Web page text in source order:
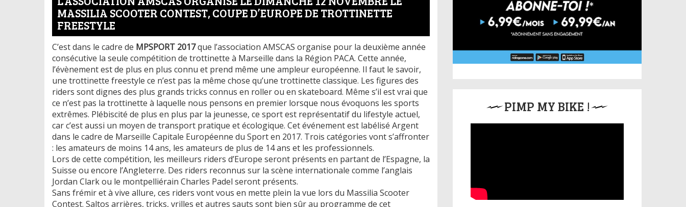
MASSILIA SCOOTER CONTEST, COUPE D’EUROPE DE TROTTINETTE
FREESTYLE
C’est dans le cadre de MPSPORT 2017que l’association AMSCAS organise pour la deuxième année
consécutive la seule compétition de trottinette à Marseille dans la Région PACA. Cette année,
l’évènement est de plus en plus connu et prend même une ampleur européenne. Il faut le savoir,
une trottinette freestyle ce n’est pas la même chose qu’une trottinette classique. Les figures des
riders sont dignes des plus grands tricks connus en roller ou en skateboard. Même s’il est vrai que
ce n’est pas la trottinette à laquelle nous pensons en premier lorsque nous évoquons les sports
extrêmes. Plébiscité de plus en plus par la jeunesse, ce sport est représentatif du lifestyle actuel,
car c’est aussi un moyen de transport pratique et écologique. Cet événement est labélisé Argent
dans le cadre de Marseille Capitale Européenne du Sport en 2017. Trois catégories vont s’affronter
: les amateurs de moins 14 ans, les amateurs de plus de 14 ans et les professionnels.
Lors de cette compétition, les meilleurs riders d’Europe seront présents en partant de l’Espagne, la
Suisse ou encore l’Angleterre. Des riders reconnus sur la scène internationale comme l’anglais
Jordan Clark ou le montpelliérain Charles Padel seront présents.
Sans frémir et à vive allure, ces riders vont vous en mette plein la vue lors du Massilia Scooter
Contest. Saltos arrières, tricks, vrilles et autres sauts sont bien sûr au programme de cet
PIMP MY BIKE !